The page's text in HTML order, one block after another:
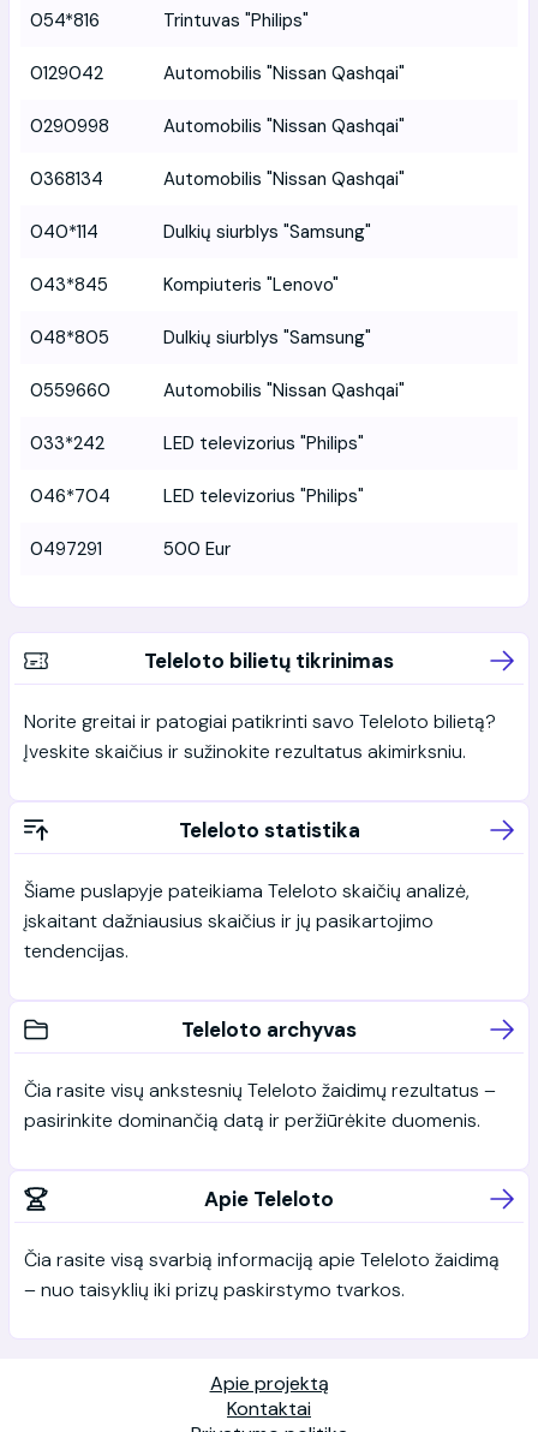
054*816 Trintuvas "Philips"
0129042 Automobilis "Nissan Qashqai"
0290998 Automobilis "Nissan Qashqai"
0368134 Automobilis "Nissan Qashqai"
040*114 Dulkių siurblys "Samsung"
043*845 Kompiuteris "Lenovo"
048*805 Dulkių siurblys "Samsung"
0559660 Automobilis "Nissan Qashqai"
033*242 LED televizorius "Philips"
046*704 LED televizorius "Philips"
0497291 500 Eur
Teleloto bilietų tikrinimas
Norite greitai ir patogiai patikrinti savo Teleloto bilietą?
Įveskite skaičius ir sužinokite rezultatus akimirksniu.
Teleloto statistika
Šiame puslapyje pateikiama Teleloto skaičių analizė,
įskaitant dažniausius skaičius ir jų pasikartojimo
tendencijas.
Teleloto archyvas
Čia rasite visų ankstesnių Teleloto žaidimų rezultatus –
pasirinkite dominančią datą ir peržiūrėkite duomenis.
Apie Teleloto
Čia rasite visą svarbią informaciją apie Teleloto žaidimą
– nuo taisyklių iki prizų paskirstymo tvarkos.
Apie projektą
Kontaktai